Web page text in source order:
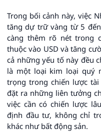
Trong bối cảnh này, việc
tăng dự trữ vàng từ 5
càng thêm rõ nét trong
thuộc vào USD và tăng
cả những yếu tố này đều
là một loại kim loại quý
trọng trong chiến lược
đặt ra những liên tưởng
việc cần có chiến lược
định đầu tư, không chỉ
khác như bất động sản.